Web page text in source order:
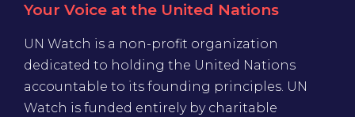
Your Voice at the United Nations
UN Watch is a non-profit organization
dedicated to holding the United Nations
accountable to its founding principles. UN
Watch is funded entirely by charitable